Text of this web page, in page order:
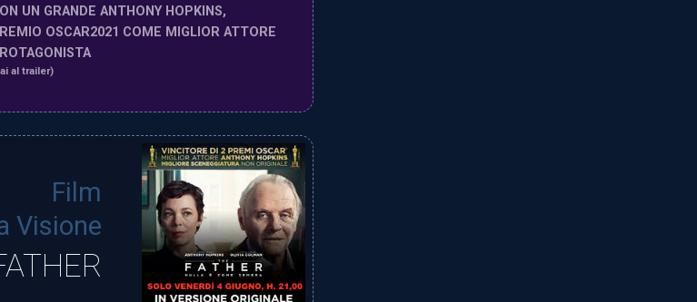
UN GRANDE ANTHONY HOPKINS,
OSCAR2021 COME MIGLIOR ATTORE
al trailer)
Film
Visione